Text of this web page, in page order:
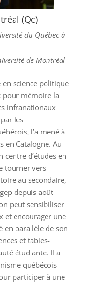
(Qc)
du Québec à
de Montréal
science politique
pour mémoire la
infranationaux
les
l’a mené à
en Catalogne. Au
centre d’études en
tourner vers
au secondaire,
depuis août
peut sensibiliser
et encourager une
en parallèle de son
et tables-
étudiante. Il a
québécois
participer à une